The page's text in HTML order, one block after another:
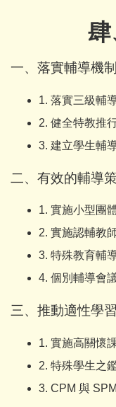
一、落實輔導機制
1. 落實三級輔
2. 健全特教推
3. 建立學生輔
二、有效的輔導策
1. 實施小型團
2. 實施認輔教
3. 特殊教育輔導
4. 個別輔導會議
三、推動適性學
1. 實施高關懷
2. 特殊學生之
3. CPM 與